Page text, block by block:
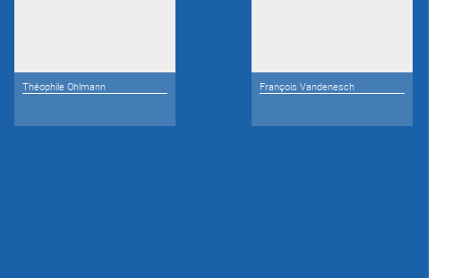
Théophile Ohlmann François Vandenesch